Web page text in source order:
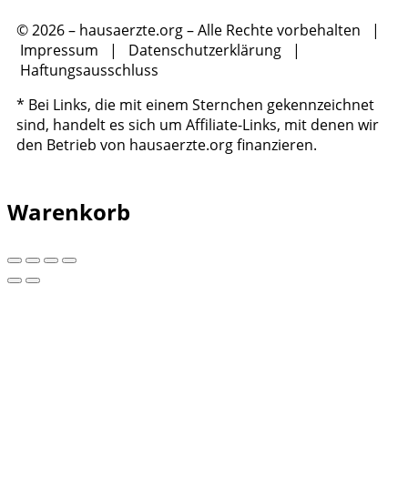
© 2026 – hausaerzte.org – Alle Rechte vorbehalten |
Impressum | Datenschutzerklärung |
Haftungsausschluss
* Bei Links, die mit einem Sternchen gekennzeichnet
sind, handelt es sich um Affiliate-Links, mit denen wir
den Betrieb von hausaerzte.org finanzieren.
Warenkorb